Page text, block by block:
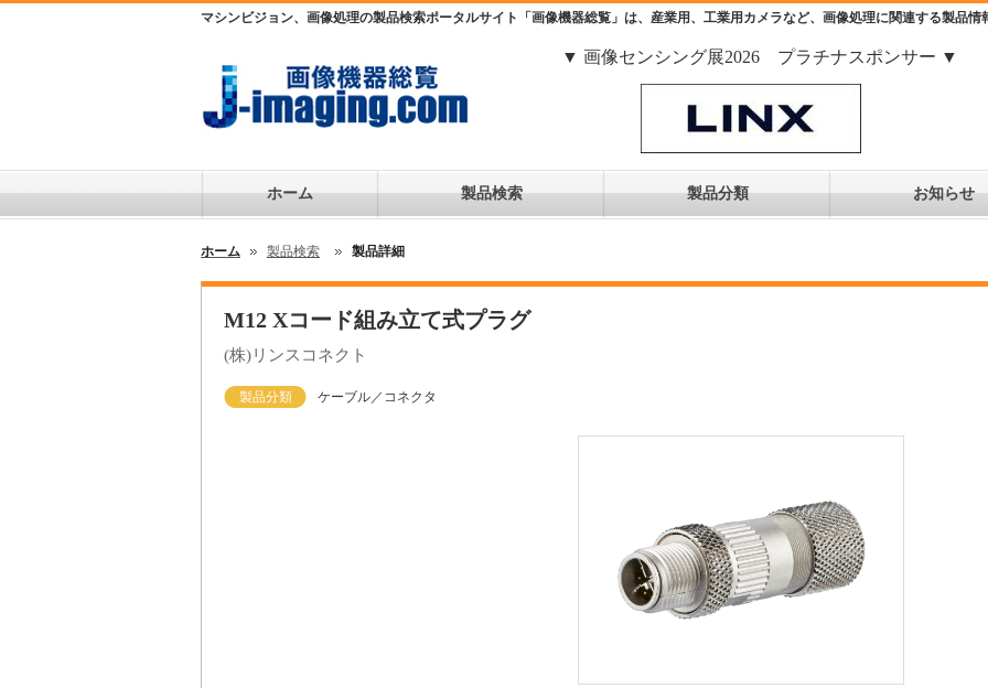
マシンビジョン、画像処理の製品検索ポータルサイト「画像機器総覧」は、産業用、工業用カメラなど、画像処理に関連する製品情
▼ 画像センシング展2026 プラチナスポンサー ▼
ホーム 製品検索 製品分類 お知らせ
ホーム 製品検索 製品詳細
M12 Xコード組み立て式プラグ
(株)リンスコネクト
製品分類 ケーブル／コネクタ